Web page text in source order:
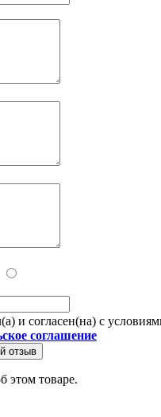
и согласен(на) с
соглашение
отзыв
этом товаре.